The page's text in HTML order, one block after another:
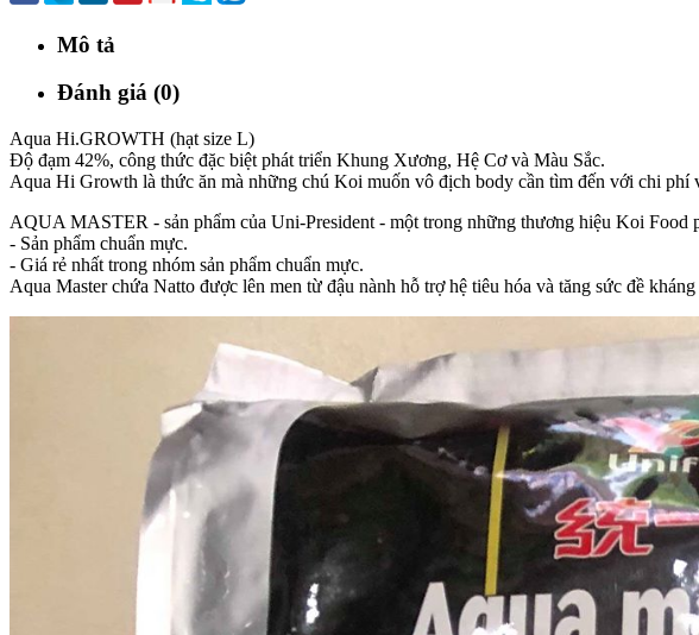
Mô tả
Đánh giá (0)
Aqua Hi.GROWTH (hạt size L)
Độ đạm 42%, công thức đặc biệt phát triển Khung Xương, Hệ Cơ và Màu Sắc.
Aqua Hi Growth là thức ăn mà những chú Koi muốn vô địch body cần tìm đến với chi phí
AQUA MASTER - sản phẩm của Uni-President - một trong những thương hiệu Koi Food
- Sản phẩm chuẩn mực.
- Giá rẻ nhất trong nhóm sản phẩm chuẩn mực.
Aqua Master chứa Natto được lên men từ đậu nành hỗ trợ hệ tiêu hóa và tăng sức đề